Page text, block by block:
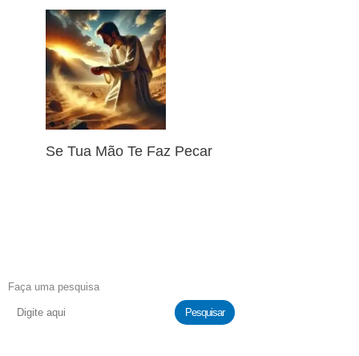
Se Tua Mão Te Faz Pecar
Faça uma pesquisa
Pesquisar